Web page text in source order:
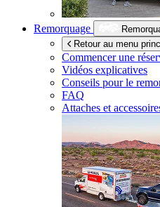
Remorquage
Retour au menu
Commencer une
Vidéos explicatives
Conseils pour le
FAQ
Attaches et